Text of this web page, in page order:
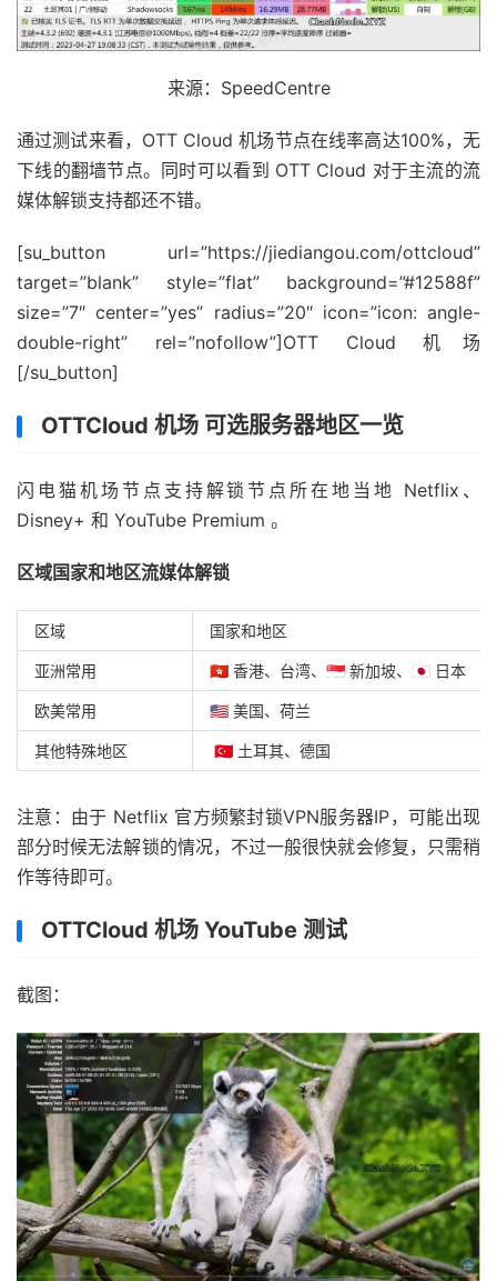
来源：SpeedCentre
通过测试来看，OTT Cloud 机场节点在线率高达100%，无
下线的翻墙节点。同时可以看到 OTT Cloud 对于主流的流
媒体解锁支持都还不错。
[su_button url=”https://jiediangou.com/ottcloud”
target=”blank” style=”flat” background=”#12588f”
size=”7″ center=”yes” radius=”20″ icon=”icon: angle-
double-right” rel=”nofollow”]OTT Cloud 机场
[/su_button]
OTTCloud 机场 可选服务器地区一览
闪电猫机场节点支持解锁节点所在地当地 Netflix、
Disney+ 和 YouTube Premium 。
区域国家和地区流媒体解锁
区域 国家和地区
亚洲常用 🇭🇰 香港、台湾、🇸🇬 新加坡、🇯🇵 日本
欧美常用 🇺🇸 美国、荷兰
其他特殊地区 🇹🇷 土耳其、德国
注意：由于 Netflix 官方频繁封锁VPN服务器IP，可能出现
部分时候无法解锁的情况，不过一般很快就会修复，只需稍
作等待即可。
OTTCloud 机场 YouTube 测试
截图：